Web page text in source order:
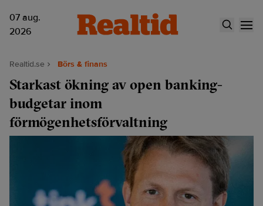
07 aug.
2026
Realtid.se Börs & finans
Starkast ökning av open banking-
budgetar inom
förmögenhetsförvaltning